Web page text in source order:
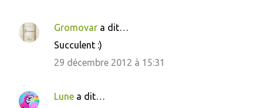
t
e
Gromovar a dit…
Succulent :)
29 décembre 2012 à 15:31
Lune a dit…